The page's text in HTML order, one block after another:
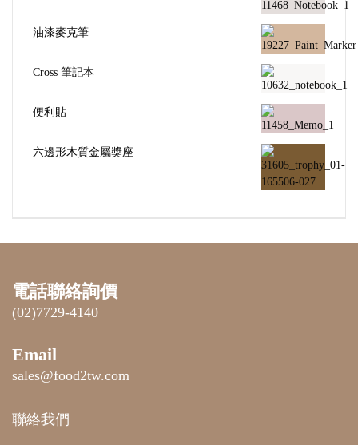
油漆麥克筆
Cross 筆記本
便利貼
六邊形木質金屬獎座
電話聯絡詢價
(02)7729-4140
Email
sales@food2tw.com
聯絡我們